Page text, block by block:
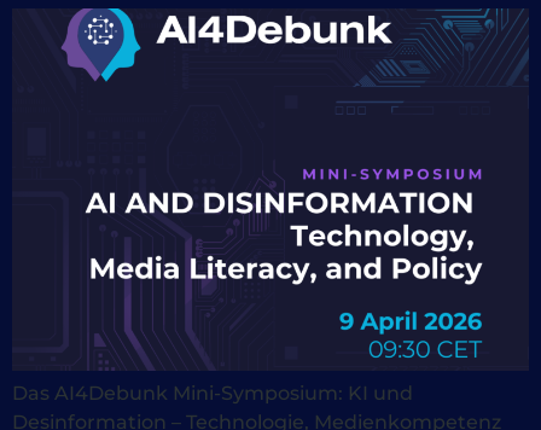
Das AI4Debunk Mini-Symposium: KI und
Desinformation – Technologie, Medienkompetenz